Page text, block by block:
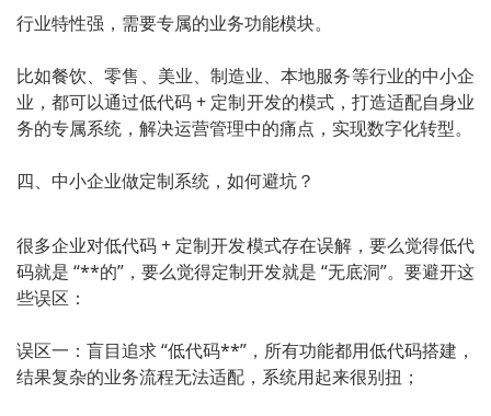
行业特性强，需要专属的业务功能模块。
比如餐饮、零售、美业、制造业、本地服务等行业的中小企
业，都可以通过低代码 + 定制开发的模式，打造适配自身业
务的专属系统，解决运营管理中的痛点，实现数字化转型。
四、中小企业做定制系统，如何避坑？
很多企业对低代码 + 定制开发模式存在误解，要么觉得低代
码就是 “**的”，要么觉得定制开发就是 “无底洞”。要避开这
些误区：
误区一：盲目追求 “低代码**”，所有功能都用低代码搭建，
结果复杂的业务流程无法适配，系统用起来很别扭；